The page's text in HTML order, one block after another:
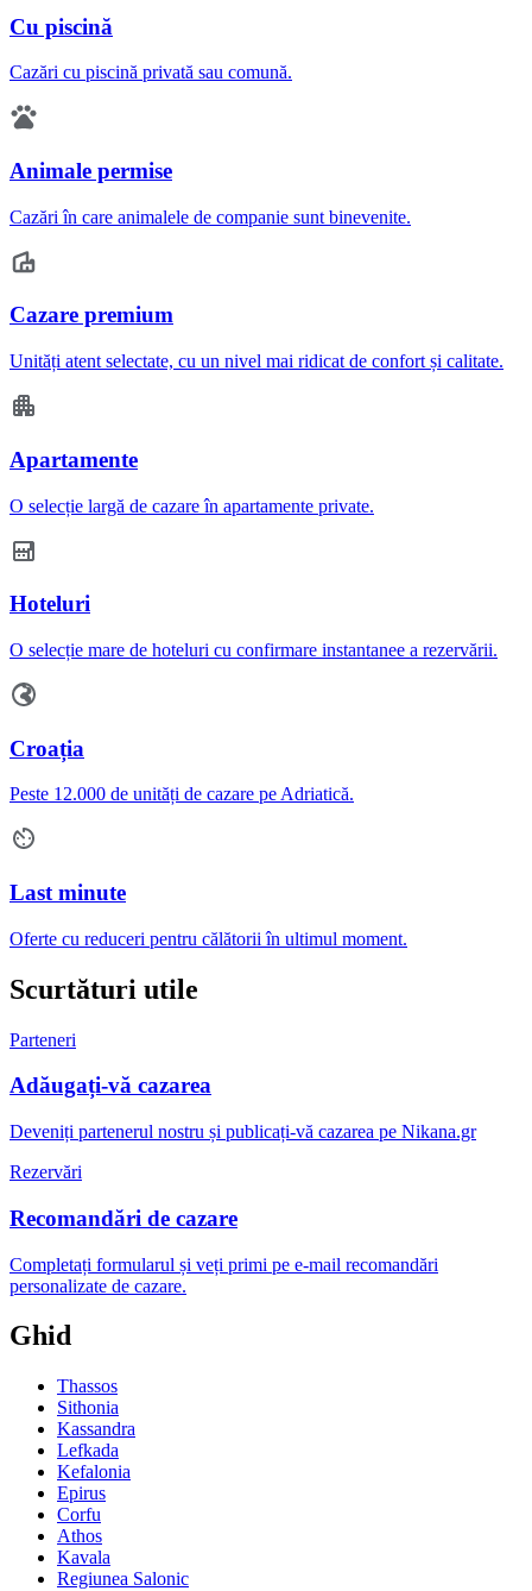
Cu piscină
Cazări cu piscină privată sau comună.
Animale permise
Cazări în care animalele de companie sunt binevenite.
Cazare premium
Unități atent selectate, cu un nivel mai ridicat de confort și calitate.
Apartamente
O selecție largă de cazare în apartamente private.
Hoteluri
O selecție mare de hoteluri cu confirmare instantanee a rezervării.
Croația
Peste 12.000 de unități de cazare pe Adriatică.
Last minute
Oferte cu reduceri pentru călătorii în ultimul moment.
Scurtături utile
Parteneri
Adăugați-vă cazarea
Deveniți partenerul nostru și publicați-vă cazarea pe Nikana.gr
Rezervări
Recomandări de cazare
Completați formularul și veți primi pe e-mail recomandări
personalizate de cazare.
Ghid
Thassos
Sithonia
Kassandra
Lefkada
Kefalonia
Epirus
Corfu
Athos
Kavala
Regiunea Salonic